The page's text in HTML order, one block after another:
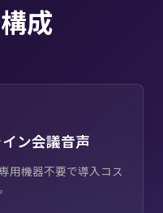
成
ン会議音声
用機器不要で導入コス